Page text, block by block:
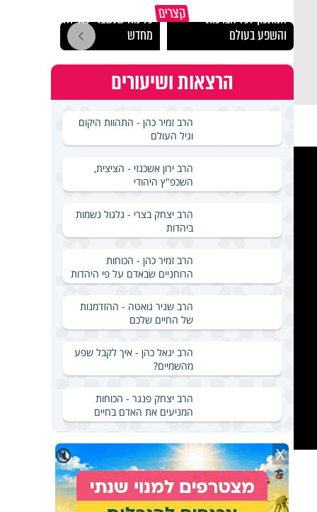
קצרים
המתכון לכל הברכות
והשפע בעולם
כל מה שנשבר יכול להיבנות
מחדש
הרצאות ושיעורים
הרב זמיר כהן - התהוות היקום
וגיל העולם
הרב ירון אשכנזי - הציצית,
השכפ"ץ היהודי
הרב יצחק בצרי - גלגול נשמות
ביהדות
הרב זמיר כהן - הכוחות
הרוחניים שבאדם על פי היהדות
הרב שניר גואטה - ההזדמנות
של החיים שלכם
הרב יגאל כהן - איך לקבל שפע
מהשמיים?
הרב יצחק פנגר - הכוחות
המניעים את האדם בחיים
🔇 X